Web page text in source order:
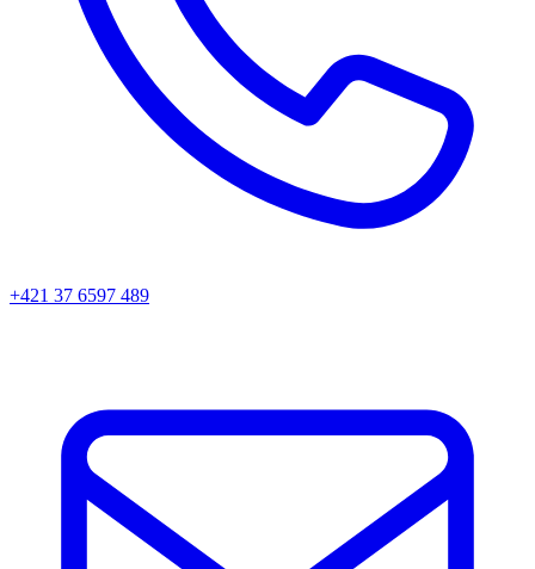
+421 37 6597 489